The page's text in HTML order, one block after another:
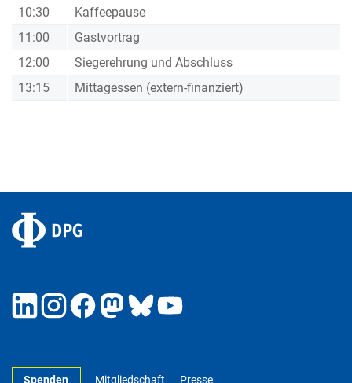
10:30
Kaffeepause
11:00
Gastvortrag
12:00
Siegerehrung und Abschluss
13:15
Mittagessen (extern-finanziert)
Spenden Mitgliedschaft Presse